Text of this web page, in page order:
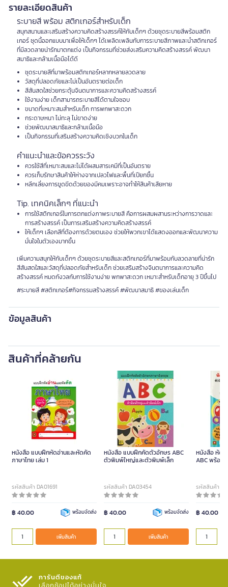
รายละเอียดสินค้า
ระบายสี พร้อม สติกเกอร์สำหรับเด็ก
สนุกสนานและเสริมสร้างความคิดสร้างสรรค์ให้กับเด็กๆ ด้วยชุดระบายสีพร้อมสติก
เกอร์ ชุดนี้ออกแบบมาเพื่อให้เด็กๆ ได้เพลิดเพลินกับการระบายสีภาพและนำสติกเกอร์
ที่มีลวดลายน่ารักมาตกแต่ง เป็นกิจกรรมที่ช่วยส่งเสริมความคิดสร้างสรรค์ พัฒนา
สมาธิและกล้ามเนื้อมือได้ดี
ชุดระบายสีที่มาพร้อมสติกเกอร์หลากหลายลวดลาย
วัสดุที่ปลอดภัยและไม่เป็นอันตรายต่อเด็ก
สีสันสดใสช่วยกระตุ้นจินตนาการและความคิดสร้างสรรค์
ใช้งานง่าย เด็กสามารถระบายสีได้ตามใจชอบ
ขนาดที่เหมาะสมสำหรับเด็ก การพกพาสะดวก
กระดาษหนา ไม่ทะลุ ไม่ขาดง่าย
ช่วยพัฒนาสมาธิและกล้ามเนื้อมือ
เป็นกิจกรรมที่เสริมสร้างความคิดเชิงบวกในเด็ก
คำแนะนำและข้อควรระวัง
ควรใช้สีที่เหมาะสมและไม่ได้ผสมสารเคมีที่เป็นอันตราย
ควรเก็บรักษาสินค้าให้ห่างจากเปลวไฟและพื้นที่เปียกชื้น
หลีกเลี่ยงการขูดขีดด้วยของมีคมเพราะอาจทำให้สินค้าเสียหาย
Tip. เทคนิคเล็กๆ ที่แนะนำ
การใช้สติกเกอร์ในการตกแต่งภาพระบายสี คือการผสมผสานระหว่างการวาดและ
การสร้างสรรค์ เป็นการเสริมสร้างความคิดสร้างสรรค์
ให้เด็กๆ เลือกสีที่ต้องการด้วยตนเอง ช่วยให้พวกเขาได้แสดงออกและพัฒนาความ
มั่นใจในตัวเองมากขึ้น
เพิ่มความสนุกให้กับเด็กๆ ด้วยชุดระบายสีและสติกเกอร์ที่มาพร้อมกับลวดลายที่น่ารัก
สีสันสดใสและวัสดุที่ปลอดภัยสำหรับเด็ก ช่วยเสริมสร้างจินตนาการและความคิด
สร้างสรรค์ หมดกังวลกับการใช้งานง่าย พกพาสะดวก เหมาะสำหรับเด็กอายุ 3 ปีขึ้นไป
#ระบายสี #สติกเกอร์#กิจกรรมสร้างสรรค์ #พัฒนาสมาธิ #ของเล่นเด็ก
ข้อมูลสินค้า
สินค้าที่คล้ายกัน
หนังสือ แบบฝึกหัดอ่านและหัดคัด
ภาษาไทย เล่ม 1
รหัสสินค้า DA01691
฿ 40.00 พร้อมจัดส่ง
เพิ่มสินค้า
หนังสือ แบบฝึกคัดตัวอักษร ABC
ตัวพิมพ์ใหญ่และตัวพิมพ์เล็ก
รหัสสินค้า DA03454
฿ 40.00 พร้อมจัดส่ง
เพิ่มสินค้า
หนังสือ หัดอ่
ABC พร้อม
รหัสสินค้า
฿ 40.00
การันตีของแท้